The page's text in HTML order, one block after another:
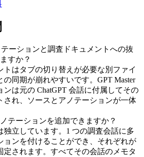
テーションと調査ドキュメントへの抜
すか？
トはタブの切り替えが必要な別ファイ
の同期が崩れやすいです。GPT Master
ンは元の ChatGPT 会話に付属してその
され、ソースとアノテーションが一体
テーションを追加できますか？
独立しています。1 つの調査会話に多
ョンを付けることができ、それぞれが
定されます。すべてその会話のメモタ